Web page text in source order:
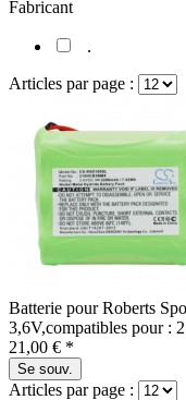
Fabricant
.
Articles par page :
Batterie pour Roberts
3,6V,compatibles pour :
21,00 € *
Se souv.
Articles par page :